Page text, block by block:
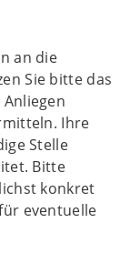
an die
Sie bitte das
Ihre
Stelle
Bitte
konkret
eventuelle